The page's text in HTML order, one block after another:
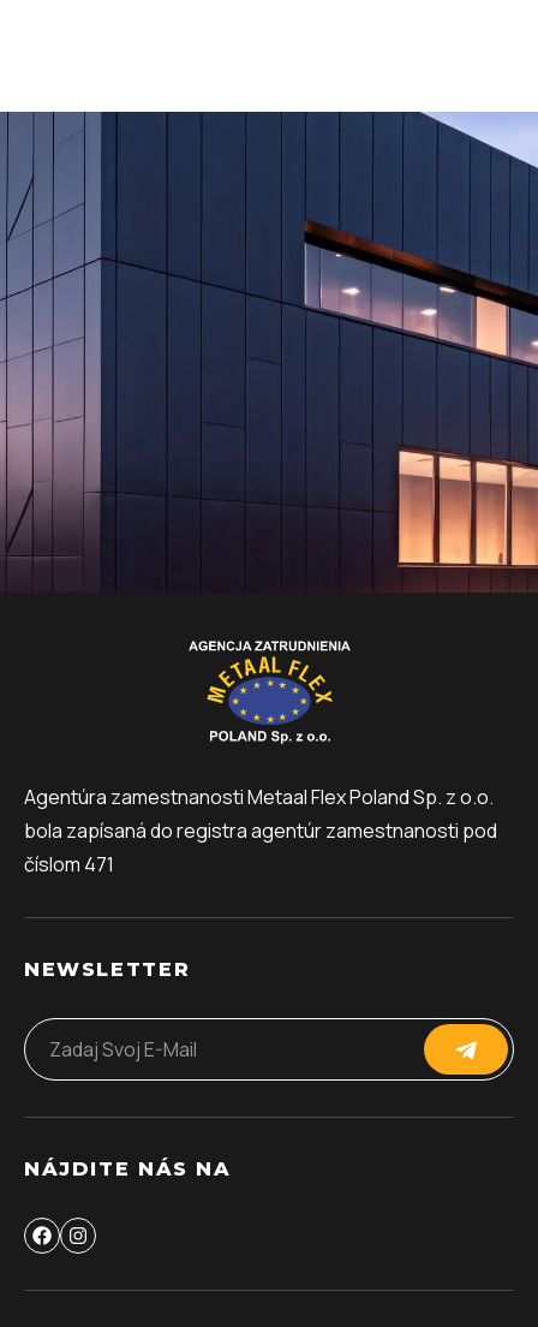
Agentúra zamestnanosti Metaal Flex Poland Sp. z o.o.
bola zapísaná do registra agentúr zamestnanosti pod
číslom 471
NEWSLETTER
NÁJDITE NÁS NA